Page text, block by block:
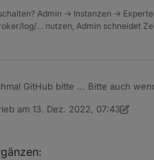
Admin -> Instanzen ->
log/… nutzen, Admin schneidet
GitHub bitte ... Bitte auch
das annahmen korrekt
am 13. Dez. 2022, 07:43
editiert von Homoran